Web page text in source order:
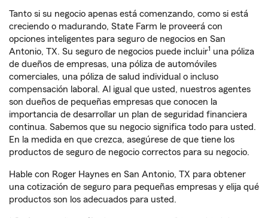
Tanto si su negocio apenas está comenzando, como si está
creciendo o madurando, State Farm le proveerá con
opciones inteligentes para seguro de negocios en San
Antonio, TX. Su seguro de negocios puede incluir1 una póliza
de dueños de empresas, una póliza de automóviles
comerciales, una póliza de salud individual o incluso
compensación laboral. Al igual que usted, nuestros agentes
son dueños de pequeñas empresas que conocen la
importancia de desarrollar un plan de seguridad financiera
continua. Sabemos que su negocio significa todo para usted.
En la medida en que crezca, asegúrese de que tiene los
productos de seguro de negocio correctos para su negocio.
Hable con Roger Haynes en San Antonio, TX para obtener
una cotización de seguro para pequeñas empresas y elija qué
productos son los adecuados para usted.